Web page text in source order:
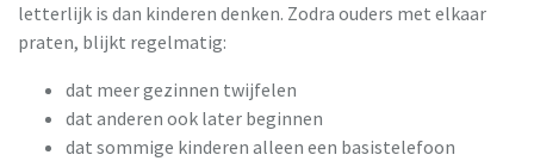
letterlijk is dan kinderen denken. Zodra ouders met elkaar
praten, blijkt regelmatig:
dat meer gezinnen twijfelen
dat anderen ook later beginnen
dat sommige kinderen alleen een basistelefoon